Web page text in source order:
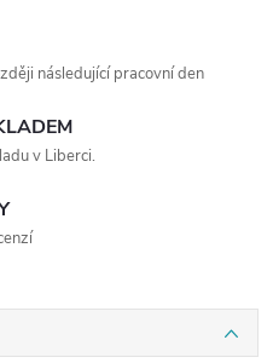
následující pracovní den
v Liberci.